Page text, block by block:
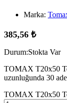
Marka:
385,56 ₺
Durum:Stokta Var
TOMAX T20x50
uzunluğunda 30
TOMAX T20x50